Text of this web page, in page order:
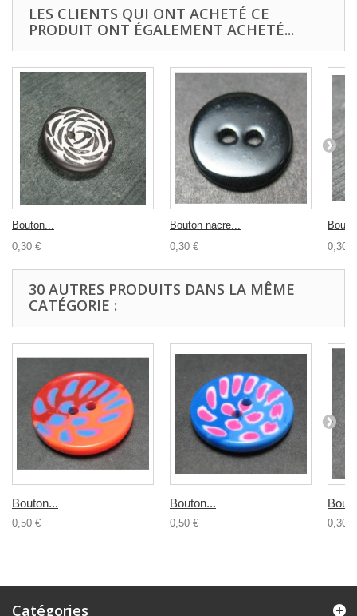
LES CLIENTS QUI ONT ACHETÉ CE
PRODUIT ONT ÉGALEMENT ACHETÉ...
Bouton...
0,30 €
Bouton nacre...
0,30 €
0,30 €
30 AUTRES PRODUITS DANS LA MÊME
CATÉGORIE :
Bouton...
0,50 €
Bouton...
0,50 € 0,30 €
Catégories